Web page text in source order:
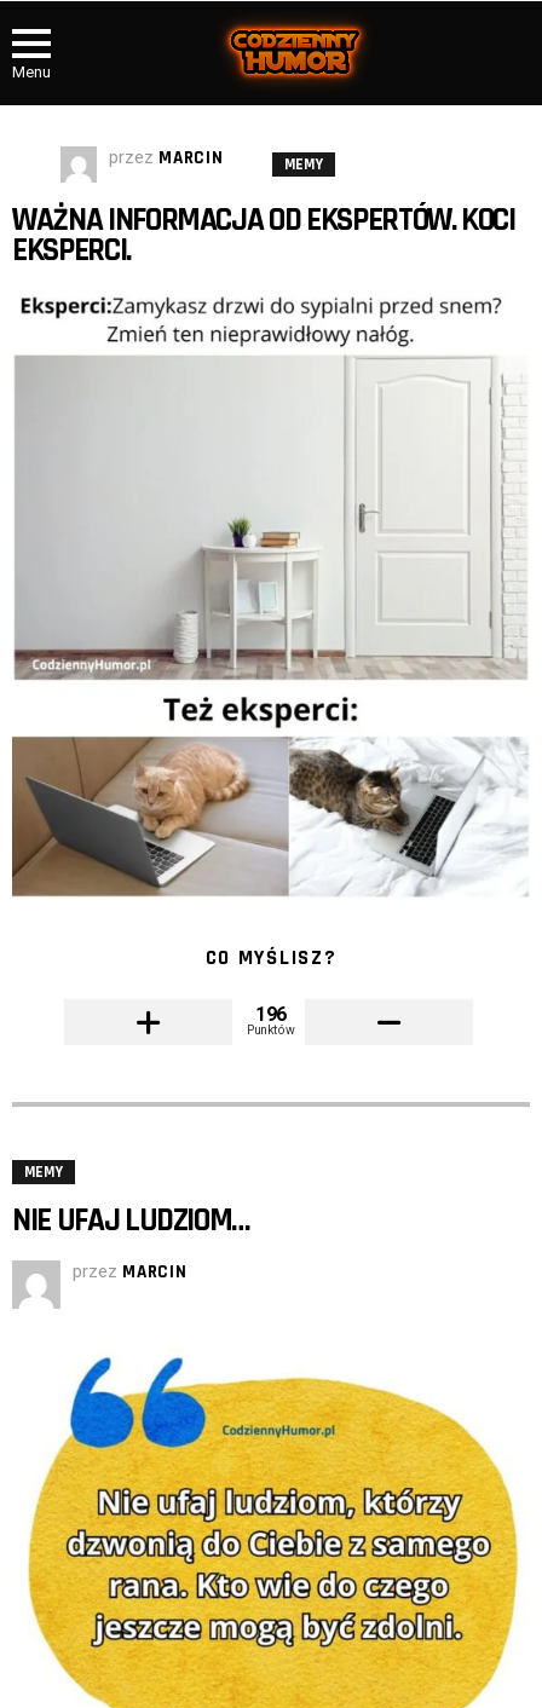
Menu
przez MARCIN MEMY
WAŻNA INFORMACJA OD EKSPERTÓW. KOCI
EKSPERCI.
CO MYŚLISZ?
196
Punktów
MEMY
NIE UFAJ LUDZIOM…
przez MARCIN